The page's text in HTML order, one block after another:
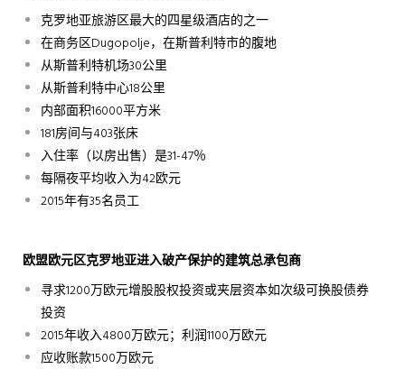
克罗地亚旅游区最大的四星级酒店的之一
在商务区Dugopolje，在斯普利特市的腹地
从斯普利特机场30公里
从斯普利特中心18公里
内部面积16000平方米
181房间与403张床
入住率（以房出售）是31-47％
每隔夜平均收入为42欧元
2015年有35名员工
欧盟欧元区克罗地亚进入破产保护的建筑总承包商
寻求1200万欧元增股股权投资或夹层资本如次级可换股债券
投资
2015年收入4800万欧元；利润1100万欧元
应收账款1500万欧元